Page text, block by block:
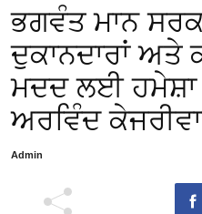
ਭਗਵੰਤ ਮਾਨ
ਦੁਕਾਨਦਾਰਾਂ ਅਤੇ
ਮਦਦ ਲਈ ਹਮੇਸ਼ਾ
ਅਰਵਿੰਦ
Admin